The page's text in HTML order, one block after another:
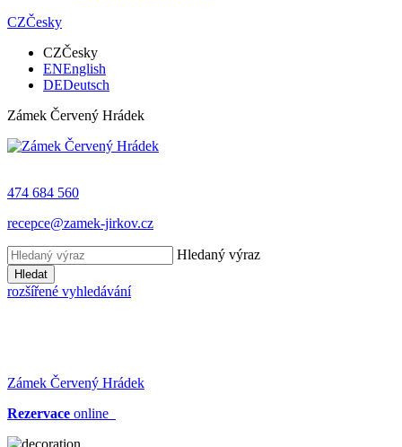
CZČesky
CZČesky
ENEnglish
DEDeutsch
Zámek Červený Hrádek
474 684 560
recepce@zamek-jirkov.cz
Hledaný výraz
Hledat
rozšířené vyhledávání
Zámek Červený Hrádek
Rezervace online